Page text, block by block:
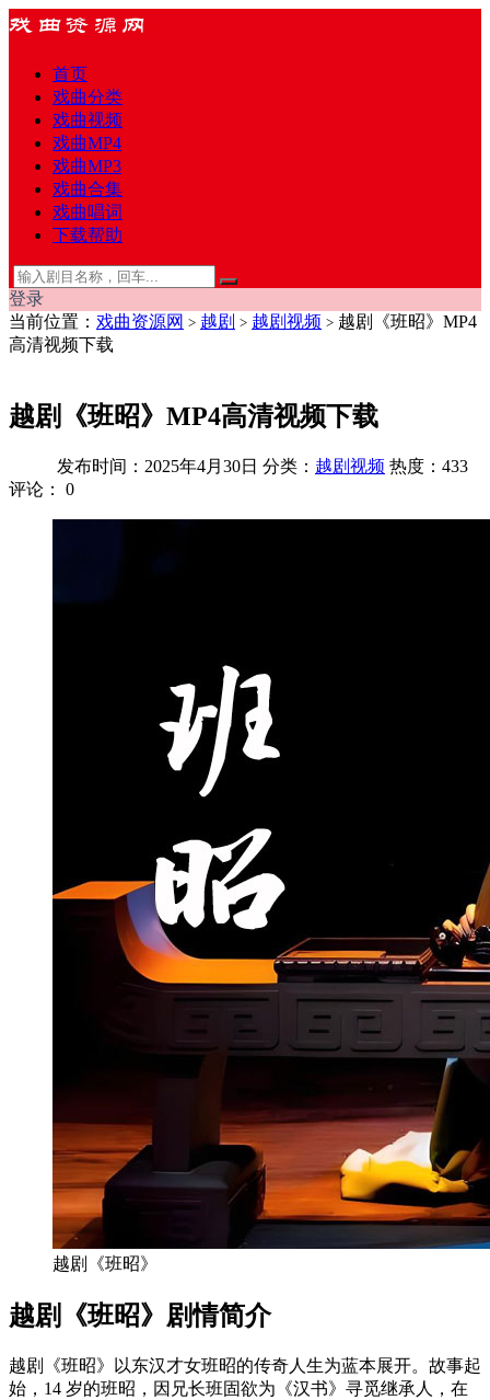
首页
戏曲分类
戏曲视频
戏曲MP4
戏曲MP3
戏曲合集
戏曲唱词
下载帮助
登录
当前位置： 戏曲资源网 > 越剧 > 越剧视频 > 越剧《班昭》MP4
高清视频下载
越剧《班昭》MP4高清视频下载
发布时间：2025年4月30日 分类： 越剧视频 热度：433
评论：
0
越剧《班昭》
越剧《班昭》剧情简介
越剧《班昭》以东汉才女班昭的传奇人生为蓝本展开。故事起
始，14 岁的班昭，因兄长班固欲为《汉书》寻觅继承人，在